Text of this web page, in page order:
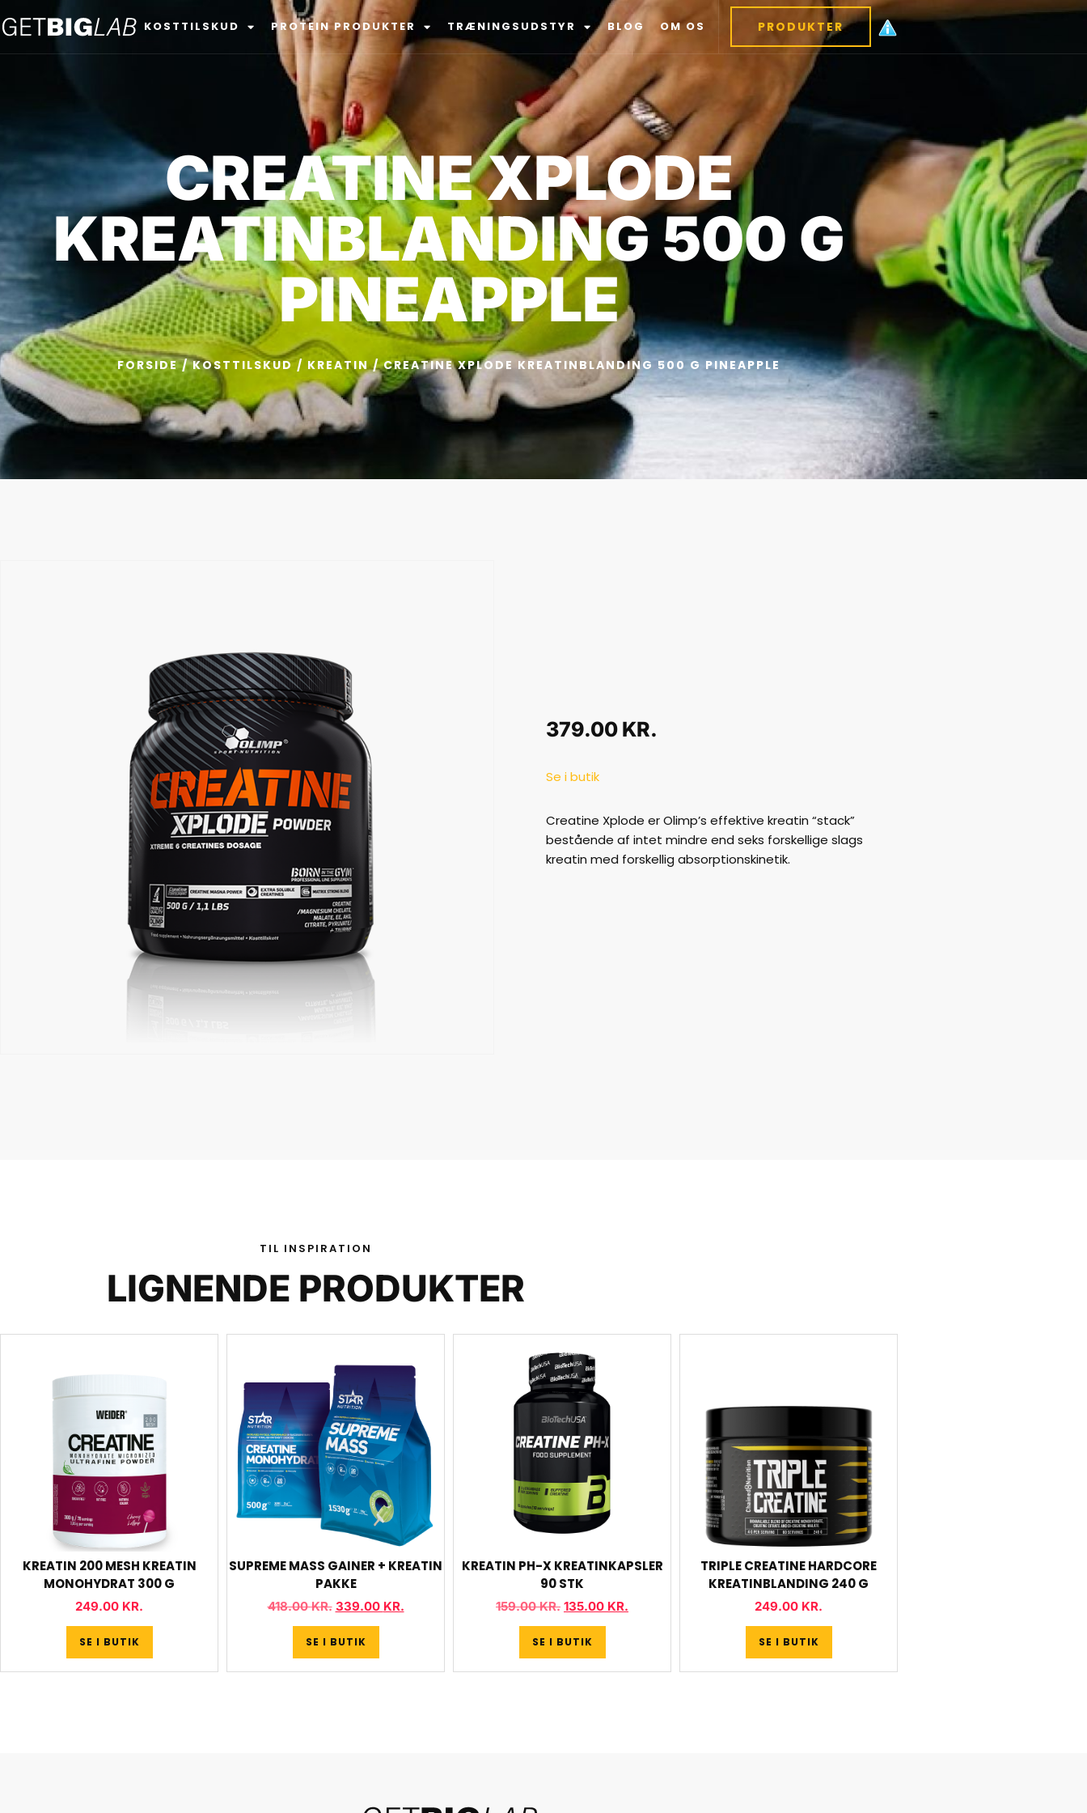
KOSTTILSKUD PROTEIN PRODUKTER TRÆNINGSUDSTYR BLOG OM OS PRODUKTER
CREATINE XPLODE
KREATINBLANDING 500 G
PINEAPPLE
FORSIDE/KOSTTILSKUD/ KREATIN/ CREATINE XPLODE KREATINBLANDING 500 G PINEAPPLE
379.00 KR.
Se i butik
Creatine Xplode er Olimp’s effektive kreatin “stack”
bestående af intet mindre end seks forskellige slags
kreatin med forskellig absorptionskinetik.
TIL INSPIRATION
LIGNENDE PRODUKTER
KREATIN 200 MESH KREATIN
MONOHYDRAT 300 G
249.00 KR.
SE I BUTIK
SUPREME MASS GAINER + KREATIN
PAKKE
418.00KR. 339.00 KR.
SE I BUTIK
KREATIN PH-X KREATINKAPSLER
90 STK
159.00KR. 135.00 KR.
SE I BUTIK
TRIPLE CREATINE HARDCORE
KREATINBLANDING 240 G
249.00 KR.
SE I BUTIK